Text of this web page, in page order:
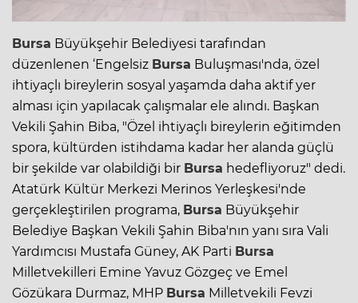
Bursa Büyükşehir Belediyesi tarafından
düzenlenen ‘Engelsiz Bursa Buluşması'nda, özel
ihtiyaçlı bireylerin sosyal yaşamda daha aktif yer
alması için yapılacak çalışmalar ele alındı. Başkan
Vekili Şahin Biba, "Özel ihtiyaçlı bireylerin eğitimden
spora, kültürden istihdama kadar her alanda güçlü
bir şekilde var olabildiği bir Bursa hedefliyoruz" dedi.
Atatürk Kültür Merkezi Merinos Yerleşkesi'nde
gerçekleştirilen programa, Bursa Büyükşehir
Belediye Başkan Vekili Şahin Biba'nın yanı sıra Vali
Yardımcısı Mustafa Güney, AK Parti Bursa
Milletvekilleri Emine Yavuz Gözgeç ve Emel
Gözükara Durmaz, MHP Bursa Milletvekili Fevzi